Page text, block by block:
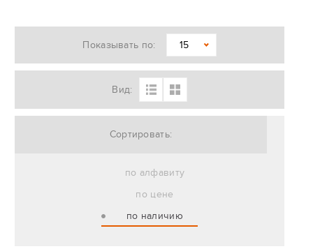
Показывать по: 15
Вид:
Сортировать:
по алфавиту
по цене
по наличию